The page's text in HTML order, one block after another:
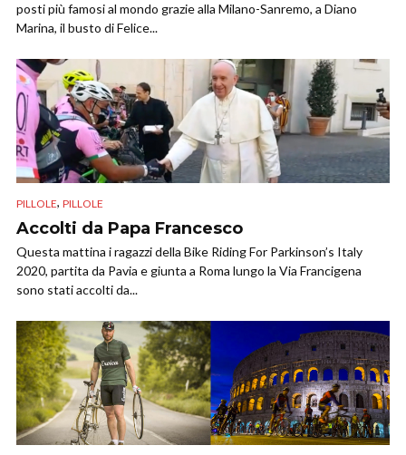
posti più famosi al mondo grazie alla Milano-Sanremo, a Diano
Marina, il busto di Felice...
PILLOLE, PILLOLE
Accolti da Papa Francesco
Questa mattina i ragazzi della Bike Riding For Parkinson’s Italy
2020, partita da Pavia e giunta a Roma lungo la Via Francigena
sono stati accolti da...